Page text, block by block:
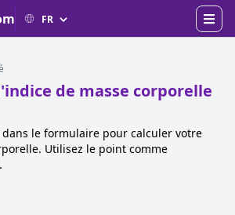
de masse corporelle
dans le formulaire pour calculer votre
Utilisez le point comme